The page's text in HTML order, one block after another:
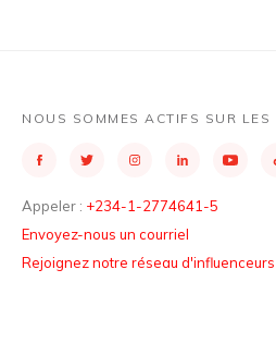
NOUS SOMMES ACTIFS SUR
Appeler : +234-1-2774641-5
Envoyez-nous un courriel
Rejoignez notre réseau